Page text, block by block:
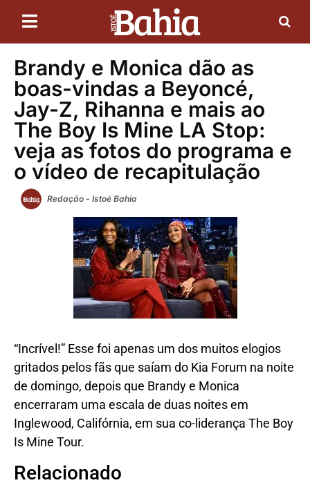
Brandy e Monica dão as
boas-vindas a Beyoncé,
Jay-Z, Rihanna e mais ao
The Boy Is Mine LA Stop:
veja as fotos do programa e
o vídeo de recapitulação
Redação - Istoé Bahia
“Incrível!” Esse foi apenas um dos muitos elogios
gritados pelos fãs que saíam do Kia Forum na noite
de domingo, depois que Brandy e Monica
encerraram uma escala de duas noites em
Inglewood, Califórnia, em sua co-liderança The Boy
Is Mine Tour.
Relacionado